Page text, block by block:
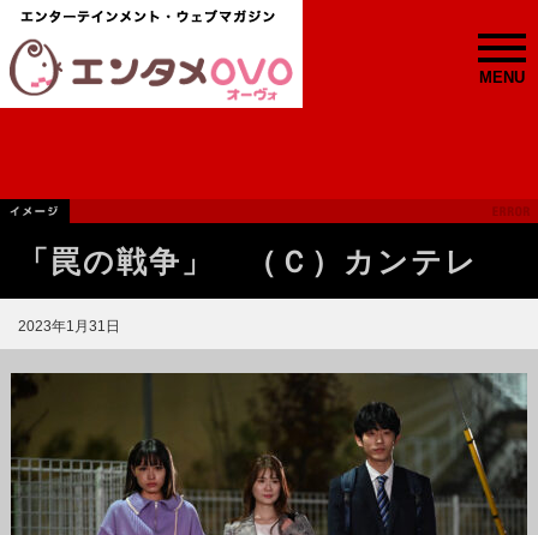
MENU
「罠の戦争」 （Ｃ）カンテレ
2023年1月31日